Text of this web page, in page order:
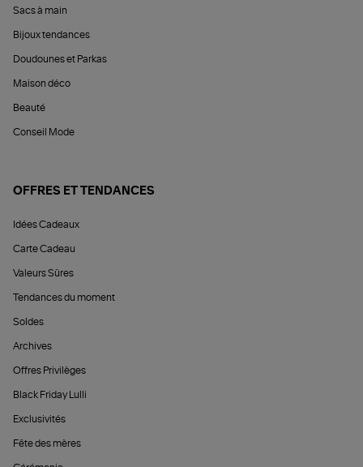
Sacs à main
Bijoux tendances
Doudounes et Parkas
Maison déco
Beauté
Conseil Mode
OFFRES ET TENDANCES
Idées Cadeaux
Carte Cadeau
Valeurs Sûres
Tendances du moment
Soldes
Archives
Offres Privilèges
Black Friday Lulli
Exclusivités
Fête des mères